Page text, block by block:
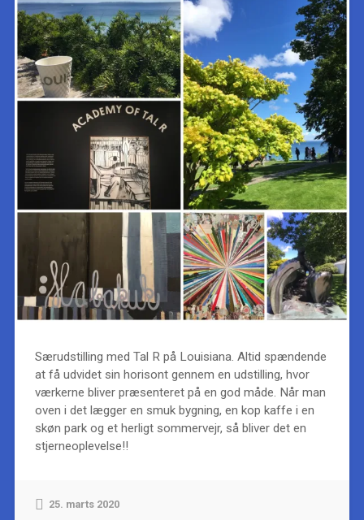
Særudstilling med Tal R på Louisiana. Altid spændende
at få udvidet sin horisont gennem en udstilling, hvor
værkerne bliver præsenteret på en god måde. Når man
oven i det lægger en smuk bygning, en kop kaffe i en
skøn park og et herligt sommervejr, så bliver det en
stjerneoplevelse!!
25. marts 2020